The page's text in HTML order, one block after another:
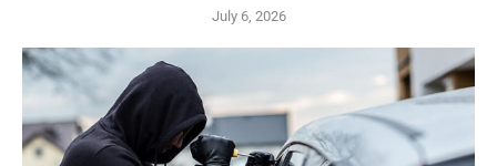
July 6, 2026